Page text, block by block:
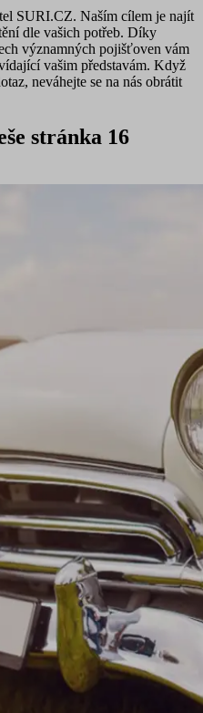
SURI.CZ. Naším cílem je najít
dle vašich potřeb. Díky
významných pojišťoven vám
vašim představám. Když
neváhejte se na nás obrátit
stránka 16